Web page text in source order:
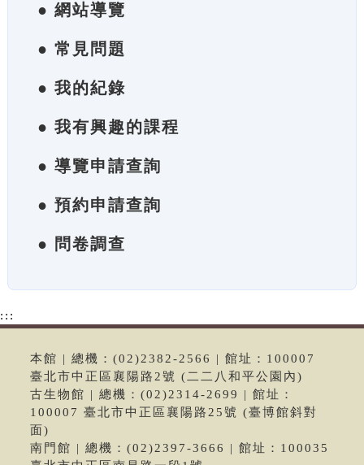
● 網站導覽
● 常見問題
● 我的紀錄
● 我有興趣的課程
● 導覽申請查詢
● 預約申請查詢
● 問卷調查
:::
本館 | 總機：(02)2382-2566 | 館址：100007
臺北市中正區襄陽路2號 (二二八和平公園內)
古生物館 | 總機：(02)2314-2699 | 館址：
100007 臺北市中正區襄陽路25號 (臺博館斜對
面)
南門館 | 總機：(02)2397-3666 | 館址：100035